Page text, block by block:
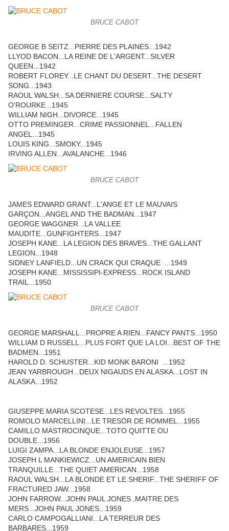
BRUCE CABOT
GEORGE B SEITZ...PIERRE DES PLAINES...1942
LLYOD BACON...LA REINE DE L'ARGENT...SILVER
QUEEN...1942
ROBERT FLOREY...LE CHANT DU DESERT...THE DESERT
SONG...1943
RAOUL WALSH...SA DERNIERE COURSE...SALTY
O'ROURKE...1945
WILLIAM NIGH...DIVORCE...1945
OTTO PREMINGER...CRIME PASSIONNEL...FALLEN
ANGEL...1945
LOUIS KING...SMOKY...1945
IRVING ALLEN...AVALANCHE...1946
BRUCE CABOT
JAMES EDWARD GRANT...L'ANGE ET LE MAUVAIS
GARÇON...ANGEL AND THE BADMAN...1947
GEORGE WAGGNER...LA VALLEE
MAUDITE...GUNFIGHTERS...1947
JOSEPH KANE...LA LEGION DES BRAVES...THE GALLANT
LEGION...1948
SIDNEY LANFIELD...UN CRACK QUI CRAQUE ...1949
JOSEPH KANE...MISSISSIPI-EXPRESS...ROCK ISLAND
TRAIL...1950
BRUCE CABOT
GEORGE MARSHALL...PROPRE A RIEN...FANCY PANTS...1950
WILLIAM D RUSSELL...PLUS FORT QUE LA LOI...BEST OF THE
BADMEN...1951
HAROLD D. SCHUSTER...KID MONK BARONI ...1952
JEAN YARBROUGH...DEUX NIGAUDS EN ALASKA...LOST IN
ALASKA...1952
GIUSEPPE MARIA SCOTESE...LES REVOLTES...1955
ROMOLO MARCELLINI...LE TRESOR DE ROMMEL...1955
CAMILLO MASTROCINQUE...TOTO QUITTE OU
DOUBLE...1956
LUIGI ZAMPA...LA BLONDE ENJOLEUSE...1957
JOSEPH L MANKIEWICZ...UN AMERICAIN BIEN
TRANQUILLE...THE QUIET AMERICAN...1958
RAOUL WALSH...LA BLONDE ET LE SHERIF...THE SHERIFF OF
FRACTURED JAW...1958
JOHN FARROW...JOHN PAUL JONES ,MAITRE DES
MERS...JOHN PAUL JONES...1959
CARLO CAMPOGALLIANI...LA TERREUR DES
BARBARES...1959